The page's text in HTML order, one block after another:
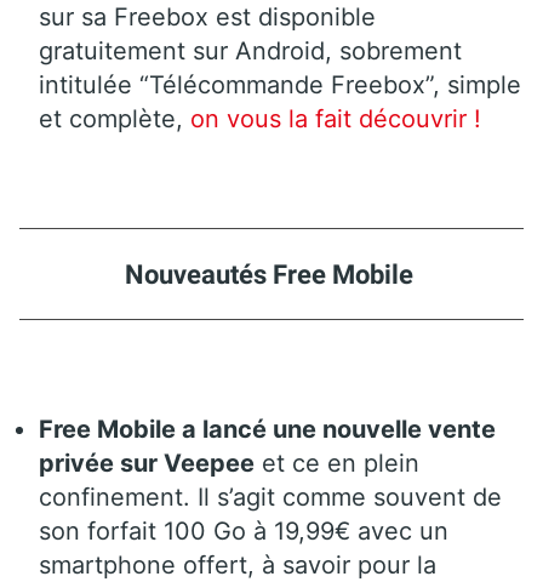
sur sa Freebox est disponible
gratuitement sur Android, sobrement
intitulée “Télécommande Freebox”, simple
et complète, on vous la fait découvrir !
Nouveautés Free Mobile
Free Mobile a lancé une nouvelle vente
privée sur Veepee et ce en plein
confinement. Il s’agit comme souvent de
son forfait 100 Go à 19,99€ avec un
smartphone offert, à savoir pour la